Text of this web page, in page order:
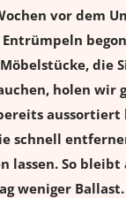
vor dem
die
holen wir
aussortiert
schnell
lassen. So bleibt
weniger